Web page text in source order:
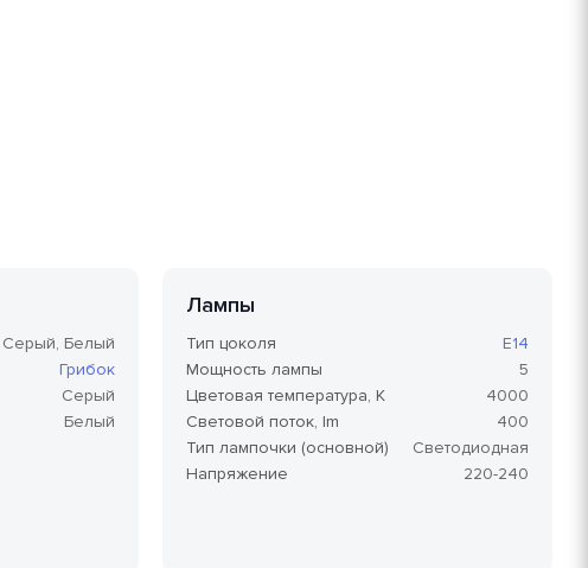
Серый, Белый
Грибок
Серый
Белый
Лампы
Тип цоколя
E14
Мощность лампы
5
Цветовая температура, K
4000
Световой поток, lm
400
Тип лампочки (основной)
Светодиодная
Напряжение
220-240